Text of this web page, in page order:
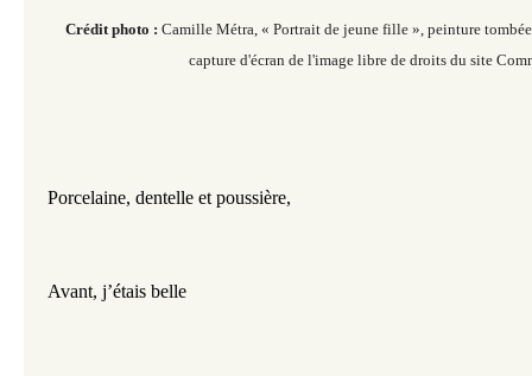
Crédit photo : Camille Métra, « Portrait de jeune fille », peinture
capture d'écran de l'image libre de droits du site
Porcelaine, dentelle et poussière,
Avant, j’étais belle